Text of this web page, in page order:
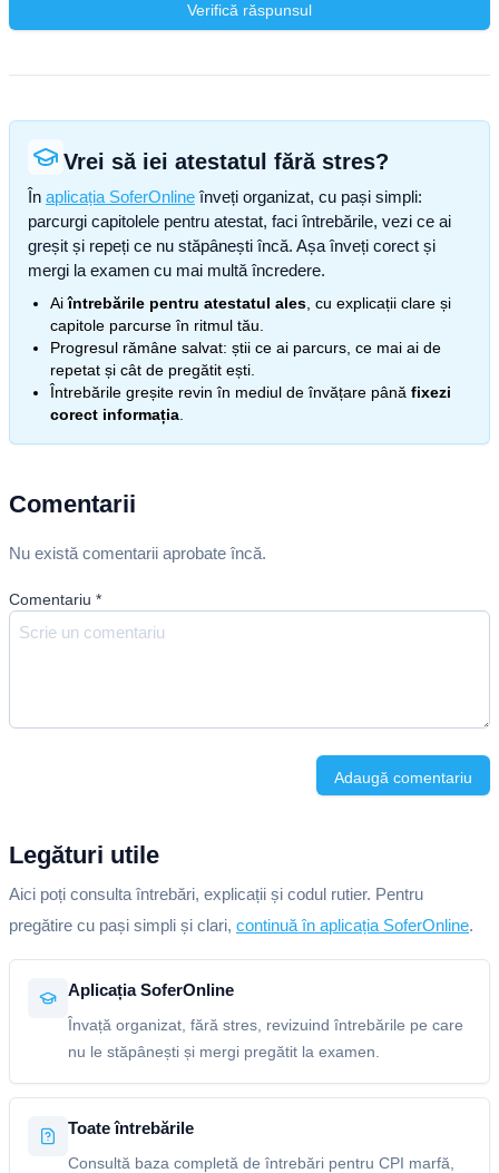
Verifică răspunsul
Vrei să iei atestatul fără stres?
În aplicația SoferOnline înveți organizat, cu pași simpli:
parcurgi capitolele pentru atestat, faci întrebările, vezi ce ai
greșit și repeți ce nu stăpânești încă. Așa înveți corect și
mergi la examen cu mai multă încredere.
Aiîntrebările pentru atestatul ales , cu explicații clare și
capitole parcurse în ritmul tău.
Progresul rămâne salvat: știi ce ai parcurs, ce mai ai de
repetat și cât de pregătit ești.
Întrebările greșite revin în mediul de învățare până fixezi
corect informația
Comentarii
Nu există comentarii aprobate încă.
Comentariu *
Adaugă comentariu
Legături utile
Aici poți consulta întrebări, explicații și codul rutier. Pentru
pregătire cu pași simpli și clari, continuă în aplicația SoferOnline.
Aplicația SoferOnline
Învață organizat, fără stres, revizuind întrebările pe care
nu le stăpânești și mergi pregătit la examen.
Toate întrebările
Consultă baza completă de întrebări pentru CPI marfă,